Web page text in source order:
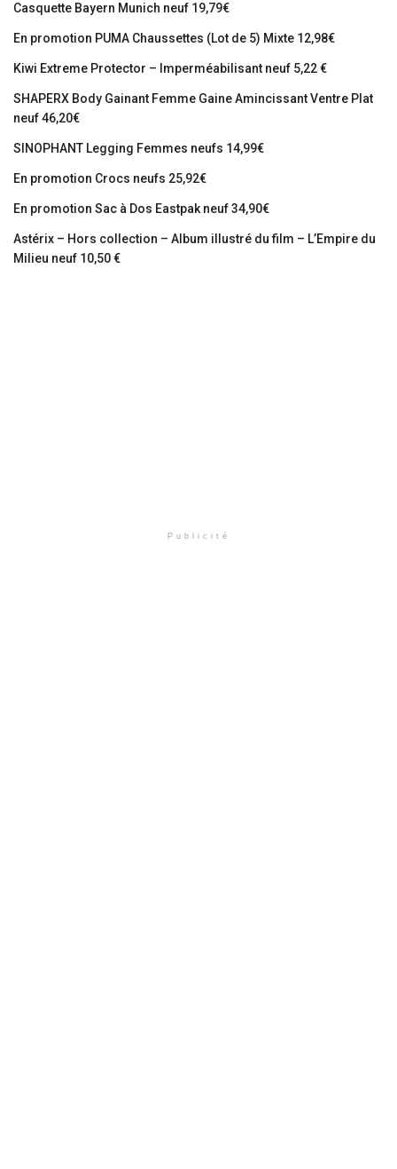
Casquette Bayern Munich neuf 19,79€
En promotion PUMA Chaussettes (Lot de 5) Mixte 12,98€
Kiwi Extreme Protector – Imperméabilisant neuf 5,22 €
SHAPERX Body Gainant Femme Gaine Amincissant Ventre Plat
neuf 46,20€
SINOPHANT Legging Femmes neufs 14,99€
En promotion Crocs neufs 25,92€
En promotion Sac à Dos Eastpak neuf 34,90€
Astérix – Hors collection – Album illustré du film – L’Empire du
Milieu neuf 10,50 €
Publicité